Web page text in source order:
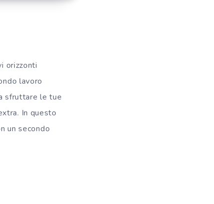
orizzonti
lavoro
sfruttare le tue
In questo
un secondo